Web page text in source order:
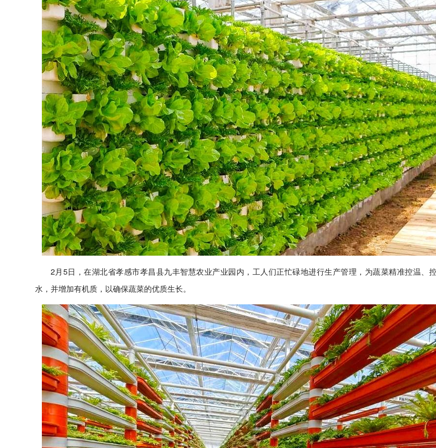
2月5日，在湖北省孝感市孝昌县九丰智慧农业产业园内，工人们正忙碌地进行生产管理，为蔬菜精准控温、
水，并增加有机质，以确保蔬菜的优质生长。